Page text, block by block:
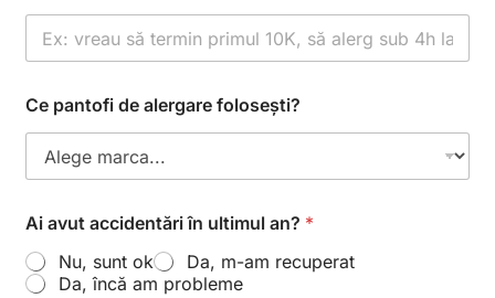
ă
?
Ce pantofi de alergare folosești?
Ai avut accidentări în ultimul an? *
Nu, sunt ok
Da, m-am recuperat
Da, încă am probleme